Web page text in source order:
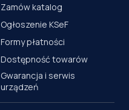
Zamów katalog
Ogłoszenie KSeF
Formy płatności
Dostępność towarów
Gwarancja i serwis
urządzeń